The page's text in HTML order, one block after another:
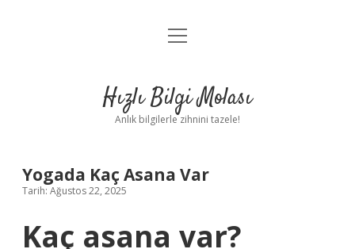
Anasayfa
Yasal Uyarı
menüyü
Hızlı Bilgi Molası
Anlık bilgilerle zihnini tazele!
Yogada Kaç Asana Var
Tarih: Ağustos 22, 2025
Kaç asana var?